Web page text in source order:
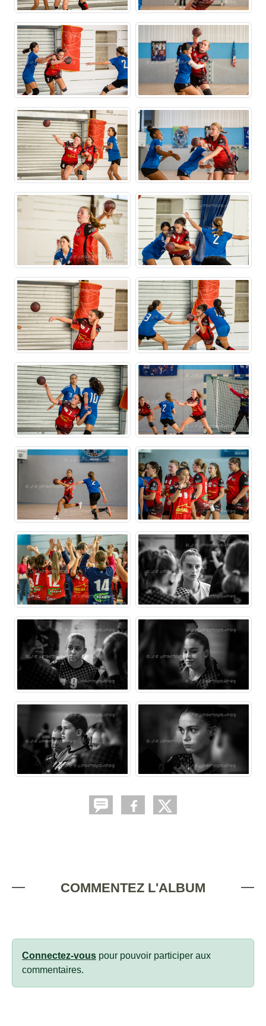
COMMENTEZ L'ALBUM
Connectez-vous pour pouvoir participer aux
commentaires.